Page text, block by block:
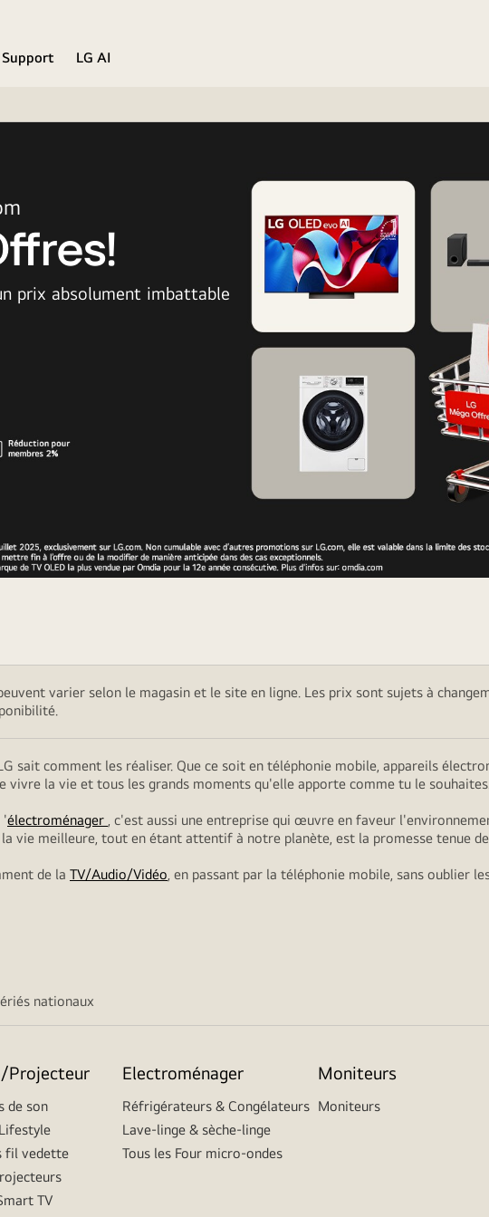
Support
LG AI
prix absolument imbattable
varier selon le magasin et le site en ligne. Les prix sont sujets à
sait comment les réaliser. Que ce soit en téléphonie mobile, appareils
la vie et tous les grands moments qu'elle apporte comme tu le
'électroménager , c'est aussi une entreprise qui œuvre en faveur
vie meilleure, tout en étant attentif à notre planète, est la promesse tenue
de la TV/Audio/Vidéo, en passant par la téléphonie mobile, sans oublier
nationaux
Projecteur
de son
fil vedette
TV
Electroménager
Réfrigérateurs & Congélateurs
Lave-linge & sèche-linge
Tous les Four micro-ondes
Moniteurs
Moniteurs